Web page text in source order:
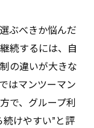
ぶべきか悩んだ
続するには、自
の違いが大きな
はマンツーマン
で、グループ利
けやすい”と評